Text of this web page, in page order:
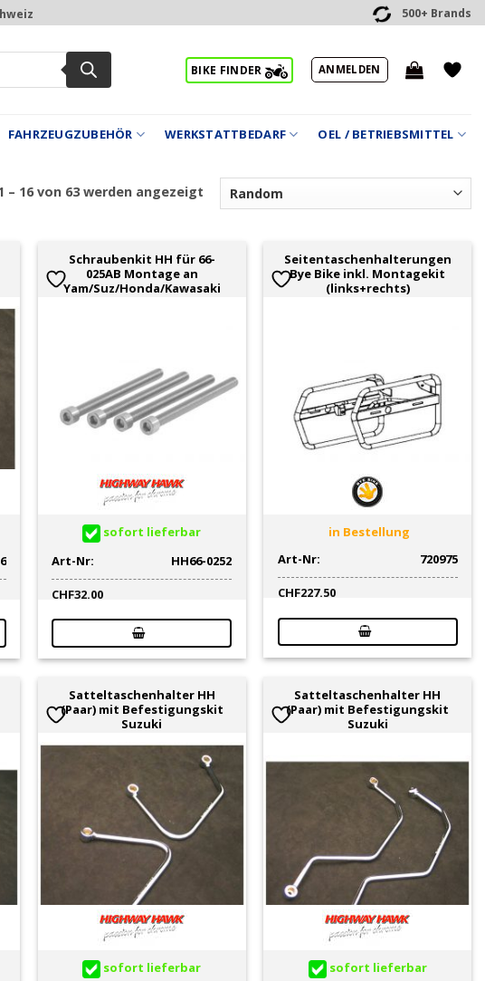
500+ Brands
BIKE FINDER ANMELDEN
FAHRZEUGZUBEHÖR WERKSTATTBEDARF OEL / BETRIEBSMITTEL
– 16 von 63 werden angezeigt
Schraubenkit HH für 66-
025AB Montage an
Yam/Suz/Honda/Kawasaki
sofort lieferbar
Art-Nr:
HH66-0252
CHF32.00
Seitentaschenhalterungen
Bye Bike inkl. Montagekit
(links+rechts)
in Bestellung
Art-Nr:
720975
CHF227.50
Satteltaschenhalter HH
(Paar) mit Befestigungskit
Suzuki
sofort lieferbar
Satteltaschenhalter HH
(Paar) mit Befestigungskit
Suzuki
sofort lieferbar